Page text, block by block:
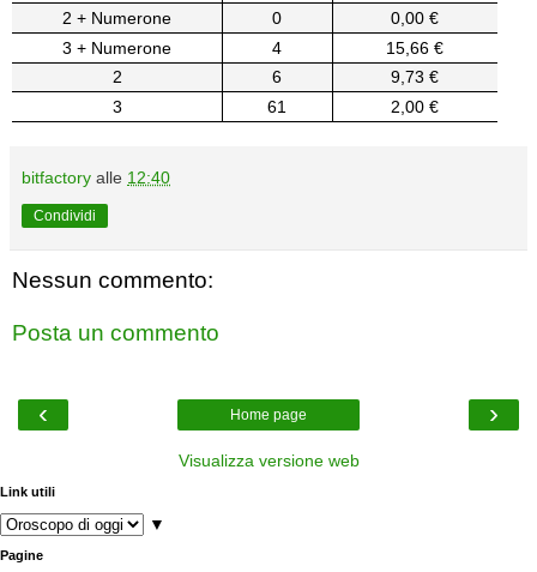
2 + Numerone
0
0,00 €
3 + Numerone
4
15,66 €
2
6
9,73 €
3
61 2,00 €
bitfactory alle 12:40
Condividi
Nessun commento:
Posta un commento
‹ ›
Home page
Visualizza versione web
Link utili
▼
Pagine